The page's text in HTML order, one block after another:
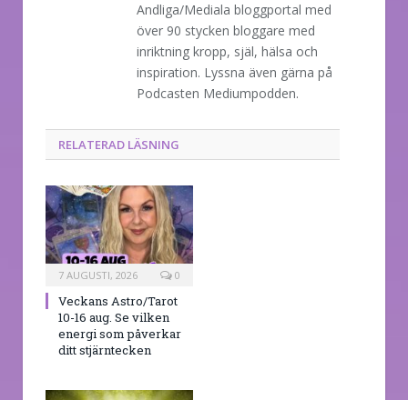
Andliga/Mediala bloggportal med
över 90 stycken bloggare med
inriktning kropp, själ, hälsa och
inspiration. Lyssna även gärna på
Podcasten Mediumpodden.
RELATERAD LÄSNING
7 AUGUSTI, 2026 0
Veckans Astro/Tarot
10-16 aug. Se vilken
energi som påverkar
ditt stjärntecken